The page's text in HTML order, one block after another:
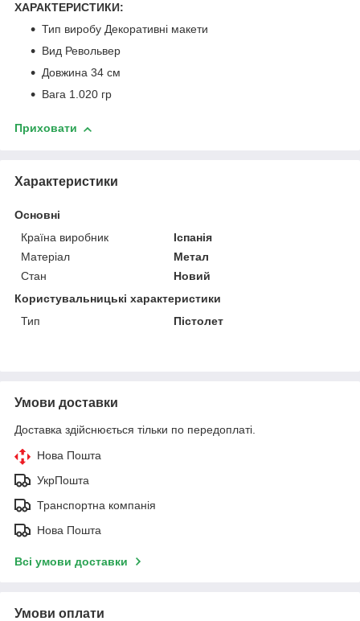
ХАРАКТЕРИСТИКИ:
Тип виробу Декоративні макети
Вид Револьвер
Довжина 34 см
Вага 1.020 гр
Приховати
Характеристики
Основні
Країна виробник
Іспанія
Матеріал
Метал
Стан
Новий
Користувальницькі характеристики
Тип
Пістолет
Умови доставки
Доставка здійснюється тільки по передоплаті.
Нова Пошта
УкрПошта
Транспортна компанія
Нова Пошта
Всі умови доставки
Умови оплати